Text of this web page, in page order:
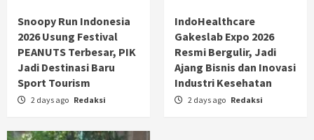
Snoopy Run Indonesia
2026 Usung Festival
PEANUTS Terbesar, PIK
Jadi Destinasi Baru
Sport Tourism
2 days ago Redaksi
IndoHealthcare
Gakeslab Expo 2026
Resmi Bergulir, Jadi
Ajang Bisnis dan Inovasi
Industri Kesehatan
2 days ago Redaksi